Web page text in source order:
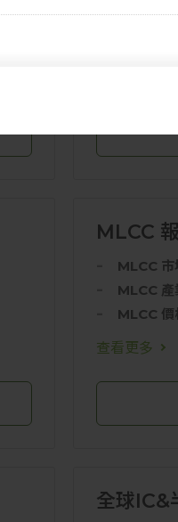
合約價格
MLCC
MLCC 市
MLCC 產
MLCC 價
查看更多
全球IC&